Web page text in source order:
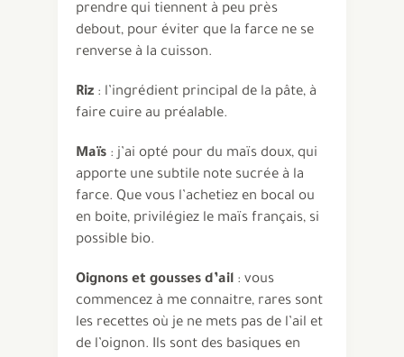
prendre qui tiennent à peu près
debout, pour éviter que la farce ne se
renverse à la cuisson.
Riz : l’ingrédient principal de la pâte, à
faire cuire au préalable.
Maïs : j’ai opté pour du maïs doux, qui
apporte une subtile note sucrée à la
farce. Que vous l’achetiez en bocal ou
en boite, privilégiez le maïs français, si
possible bio.
Oignons et gousses d’ail : vous
commencez à me connaitre, rares sont
les recettes où je ne mets pas de l’ail et
de l’oignon. Ils sont des basiques en